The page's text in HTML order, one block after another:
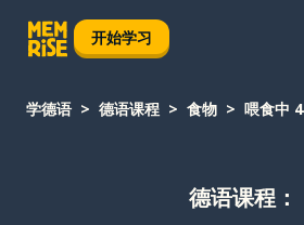
开始学习
学德语 德语课程 食物 喂食中 4
德语课程：